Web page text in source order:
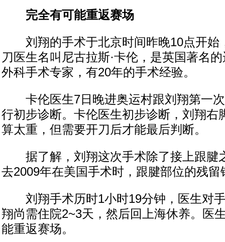
完全有可能重返赛场
刘翔的手术于北京时间昨晚10点开始
刀医生名叫尼古拉斯·卡伦，是英国著名
外科手术专家，有20年的手术经验。
卡伦医生7日晚进奥运村跟刘翔第一次
行初步诊断。卡伦医生初步诊断，刘翔右
算太重，但需要开刀后才能最后判断。
据了解，刘翔这次手术除了接上跟腱
去2009年在美国手术时，跟腱部位的残留
刘翔手术历时1小时19分钟，医生对
翔尚需住院2~3天，然后回上海休养。医
能重返赛场。